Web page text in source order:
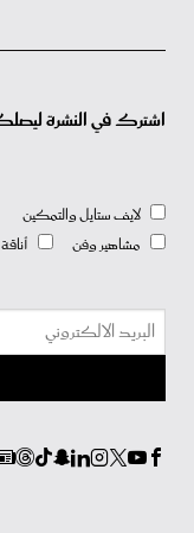
اشترك في النشرة
لايف ستايل والتمكين
مشاهير وفن